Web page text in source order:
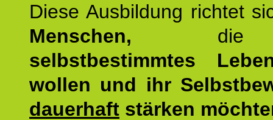
Diese Ausbildung richtet
Menschen,
selbstbestimmtes
wollen und ihr
dauerhaft stärken